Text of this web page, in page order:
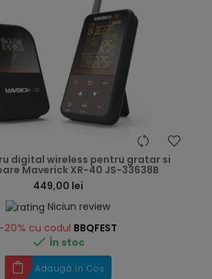
digital wireless pentru gratar si
Maverick XR-40 JS-33638B
449,00 lei
Niciun review
-20% cu codul BBQFEST
 În stoc
Adaugă în Coș